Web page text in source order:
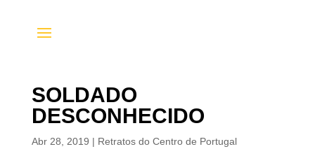
SOLDADO
DESCONHECIDO
Abr 28, 2019 | Retratos do Centro de Portugal